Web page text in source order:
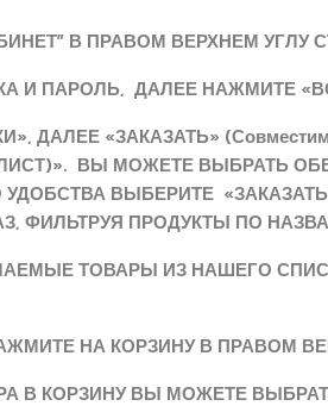
В ПРАВОМ ВЕРХНЕМ УГЛУ
И ПАРОЛЬ, ДАЛЕЕ НАЖМИТЕ
ДАЛЕЕ «ЗАКАЗАТЬ»
ВЫ МОЖЕТЕ ВЫБРАТЬ
ВЫБЕРИТЕ «ЗАКАЗАТЬ»
ФИЛЬТРУЯ ПРОДУКТЫ ПО
ТОВАРЫ ИЗ НАШЕГО
НА КОРЗИНУ В ПРАВОМ
В КОРЗИНУ ВЫ МОЖЕТЕ